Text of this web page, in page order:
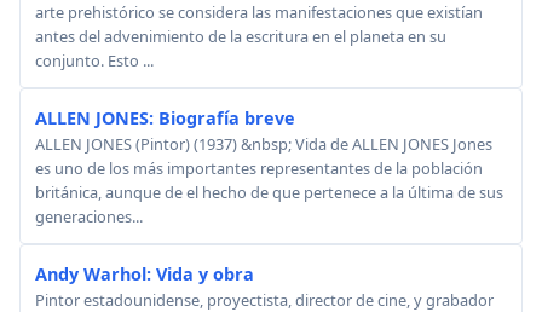
arte prehistórico se considera las manifestaciones que existían
antes del advenimiento de la escritura en el planeta en su
conjunto. Esto ...
ALLEN JONES: Biografía breve
ALLEN JONES (Pintor) (1937) &nbsp; Vida de ALLEN JONES Jones
es uno de los más importantes representantes de la población
británica, aunque de el hecho de que pertenece a la última de sus
generaciones...
Andy Warhol: Vida y obra
Pintor estadounidense, proyectista, director de cine, y grabador